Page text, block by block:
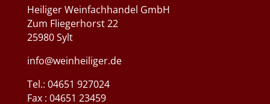
Heiliger Weinfachhandel GmbH
Zum Fliegerhorst 22
25980 Sylt
info@weinheiliger.de
Tel.: 04651 927024
Fax : 04651 23459